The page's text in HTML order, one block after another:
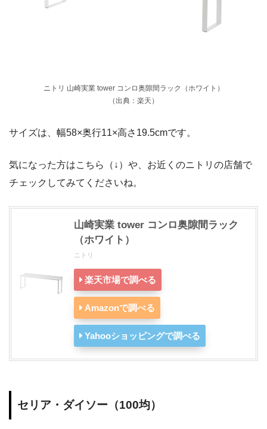
ニトリ 山崎実業 tower コンロ奥隙間ラック（ホワイト）
（出典：楽天）
サイズは、幅58×奥行11×高さ19.5cmです。
気になった方はこちら（↓）や、お近くのニトリの店舗で
チェックしてみてくださいね。
山崎実業 tower コンロ奥隙間ラック
（ホワイト）
ニトリ
楽天市場で調べる
Amazonで調べる
Yahooショッピングで調べる
セリア・ダイソー（100均）